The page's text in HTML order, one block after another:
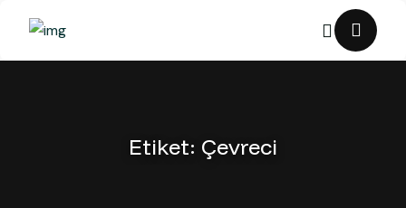
Etiket: Çevreci